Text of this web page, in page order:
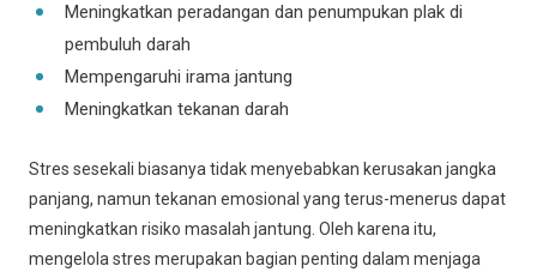
Meningkatkan peradangan dan penumpukan plak di
pembuluh darah
Mempengaruhi irama jantung
Meningkatkan tekanan darah
Stres sesekali biasanya tidak menyebabkan kerusakan jangka
panjang, namun tekanan emosional yang terus-menerus dapat
meningkatkan risiko masalah jantung. Oleh karena itu,
mengelola stres merupakan bagian penting dalam menjaga